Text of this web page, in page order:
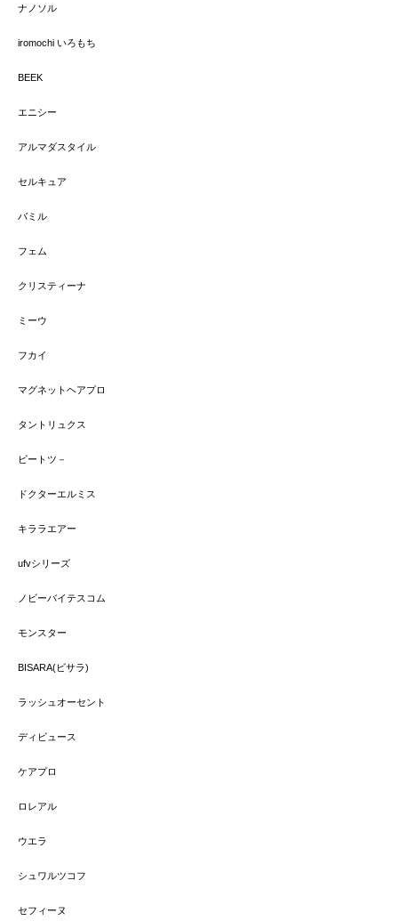
ナノソル
iromochi いろもち
BEEK
エニシー
アルマダスタイル
セルキュア
バミル
フェム
クリスティーナ
ミーウ
フカイ
マグネットヘアプロ
タントリュクス
ビートツ－
ドクターエルミス
キララエアー
ufvシリーズ
ノビーバイテスコム
モンスター
BISARA(ビサラ)
ラッシュオーセント
ディビュース
ケアプロ
ロレアル
ウエラ
シュワルツコフ
セフィーヌ